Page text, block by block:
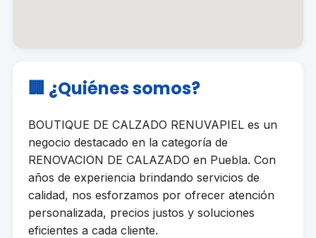
🏢 ¿Quiénes somos?
BOUTIQUE DE CALZADO RENUVAPIEL es un
negocio destacado en la categoría de
RENOVACION DE CALAZADO en Puebla. Con
años de experiencia brindando servicios de
calidad, nos esforzamos por ofrecer atención
personalizada, precios justos y soluciones
eficientes a cada cliente.